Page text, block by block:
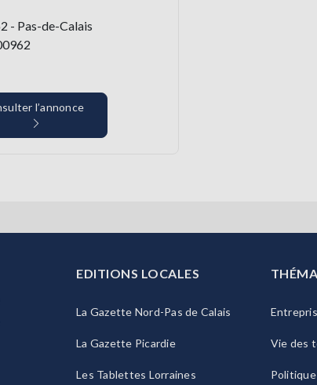
- Pas-de-Calais
l’annonce
EDITIONS LOCALES
La Gazette Nord-Pas de Calais
La Gazette Picardie
Les Tablettes Lorraines
Vie des
Politique